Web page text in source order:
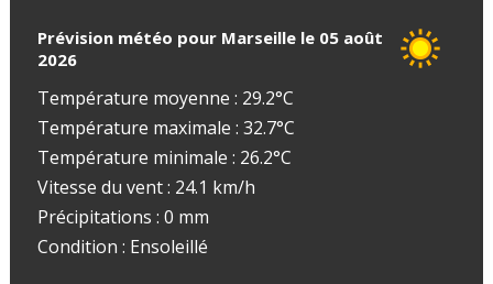
Prévision météo pour Marseille le 05 août
2026
Température moyenne : 29.2°C
Température maximale : 32.7°C
Température minimale : 26.2°C
Vitesse du vent : 24.1 km/h
Précipitations : 0 mm
Condition : Ensoleillé